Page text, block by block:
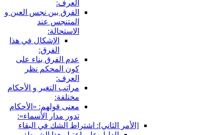
العرف:
الفرق بين نجس العين و
المتنجس عند
الاستحالة:
الإشكال في هذا
الفرق:
عدم الفرق بناء على
كون المحكم نظر
العرف:
مراتب التغير و الأحكام
مختلفة:
معنى قولهم: «الأحكام
تدور مدار الأسماء»:
[الأمر الثاني‏]: اشتراط الشك في البقاء